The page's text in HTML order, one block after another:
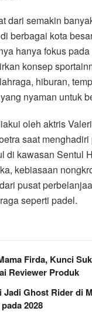
dari semakin
berbagai kota
hanya fokus
konsep
hiburan,
nyaman untuk
oleh aktris
saat menghadiri
di kawasan Sentul
kebiasaan
pusat
seperti padel.
Firda, Kunci
Reviewer Produk
Jadi Ghost Rider di
2028